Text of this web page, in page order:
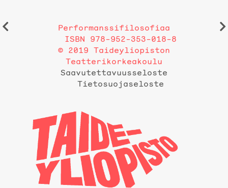
Performanssifilosofiaa
ISBN 978-952-353-018-8
© 2019 Taideyliopiston
Teatterikorkeakoulu
Saavutettavuusseloste
Tietosuojaseloste